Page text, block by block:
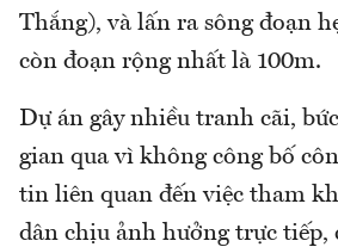
Thắng), và lấn ra sông đoạn
còn đoạn rộng nhất là 100m.
Dự án gây nhiều tranh cãi,
gian qua vì không công bố
tin liên quan đến việc tham
dân chịu ảnh hưởng trực tiếp,